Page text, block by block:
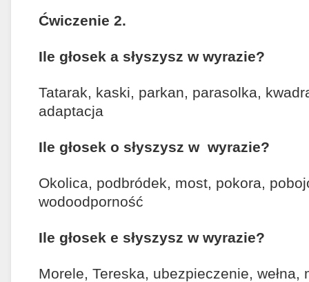
Ćwiczenie 2.
Ile głosek a słyszysz w wyrazie?
Tatarak, kaski, parkan, parasolka,
adaptacja
Ile głosek o słyszysz w wyrazie?
Okolica, podbródek, most, pokora,
wodoodporność
Ile głosek e słyszysz w wyrazie?
Morele, Tereska, ubezpieczenie, wełna,